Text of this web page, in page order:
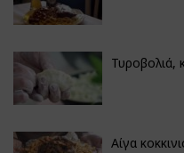
Τυροβολιά,
Αίγα